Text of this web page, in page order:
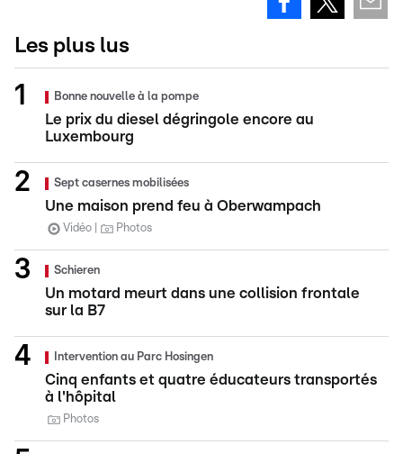
Les plus lus
Bonne nouvelle à la pompe
Le prix du diesel dégringole encore au
Luxembourg
Sept casernes mobilisées
Une maison prend feu à Oberwampach
Vidéo Photos
Schieren
Un motard meurt dans une collision frontale
sur la B7
Intervention au Parc Hosingen
Cinq enfants et quatre éducateurs transportés
à l'hôpital
Photos